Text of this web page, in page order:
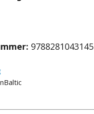
9788281043145